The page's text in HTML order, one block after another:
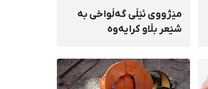
مێژووی ئێڵی گەڵواخی بە
شێعر بڵاو كرایەوە